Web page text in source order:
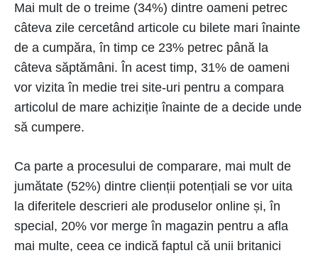
Mai mult de o treime (34%) dintre oameni petrec
câteva zile cercetând articole cu bilete mari înainte
de a cumpăra, în timp ce 23% petrec până la
câteva săptămâni. În acest timp, 31% de oameni
vor vizita în medie trei site-uri pentru a compara
articolul de mare achiziție înainte de a decide unde
să cumpere.
Ca parte a procesului de comparare, mai mult de
jumătate (52%) dintre clienții potențiali se vor uita
la diferitele descrieri ale produselor online și, în
special, 20% vor merge în magazin pentru a afla
mai multe, ceea ce indică faptul că unii britanici